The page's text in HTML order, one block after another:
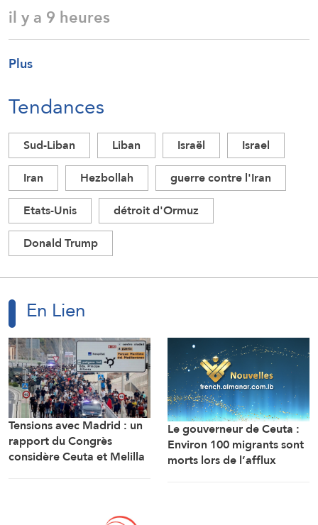
il y a 9 heures
Plus
Tendances
Sud-Liban Liban Israël
Israel
Iran
Hezbollah
guerre contre l'Iran
Etats-Unis
détroit d'Ormuz
Donald Trump
En Lien
Tensions avec Madrid : un
rapport du Congrès
considère Ceuta et Melilla
Le gouverneur de Ceuta :
Environ 100 migrants sont
morts lors de l’afflux